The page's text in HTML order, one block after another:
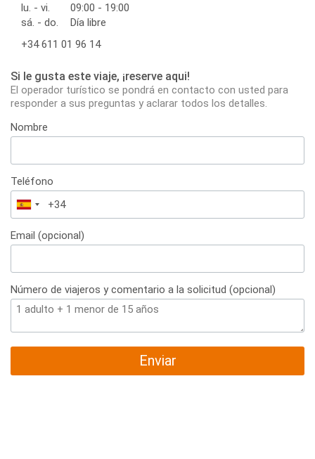
lu. - vi.
09:00 - 19:00
sá. - do.
Día libre
+34 611 01 96 14
Si le gusta este viaje, ¡reserve aqui!
El operador turístico se pondrá en contacto con usted para
responder a sus preguntas y aclarar todos los detalles.
Nombre
Teléfono
España
+34
Email (opcional)
Número de viajeros y comentario a la solicitud (opcional)
Enviar